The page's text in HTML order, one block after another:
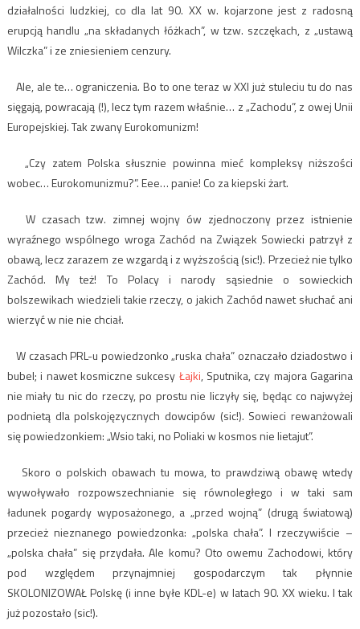
działalności ludzkiej, co dla lat 90. XX w. kojarzone jest z radosną
erupcją handlu „na składanych łóżkach”, w tzw. szczękach, z „ustawą
Wilczka” i ze zniesieniem cenzury.
Ale, ale te… ograniczenia. Bo to one teraz w XXI już stuleciu tu do nas
sięgają, powracają (!), lecz tym razem właśnie… z „Zachodu”, z owej Unii
Europejskiej. Tak zwany Eurokomunizm!
„Czy zatem Polska słusznie powinna mieć kompleksy niższości
wobec… Eurokomunizmu?”. Eee… panie! Co za kiepski żart.
W czasach tzw. zimnej wojny ów zjednoczony przez istnienie
wyraźnego wspólnego wroga Zachód na Związek Sowiecki patrzył z
obawą, lecz zarazem ze wzgardą i z wyższością (sic!). Przecież nie tylko
Zachód. My też! To Polacy i narody sąsiednie o sowieckich
bolszewikach wiedzieli takie rzeczy, o jakich Zachód nawet słuchać ani
wierzyć w nie nie chciał.
W czasach PRL-u powiedzonko „ruska chała” oznaczało dziadostwo i
bubel; i nawet kosmiczne sukcesy Łajki, Sputnika, czy majora Gagarina
nie miały tu nic do rzeczy, po prostu nie liczyły się, będąc co najwyżej
podnietą dla polskojęzycznych dowcipów (sic!). Sowieci rewanżowali
się powiedzonkiem: „Wsio taki, no Poliaki w kosmos nie lietajut”.
Skoro o polskich obawach tu mowa, to prawdziwą obawę wtedy
wywoływało rozpowszechnianie się równoległego i w taki sam
ładunek pogardy wyposażonego, a „przed wojną” (drugą światową)
przecież nieznanego powiedzonka: „polska chała”. I rzeczywiście –
„polska chała” się przydała. Ale komu? Oto owemu Zachodowi, który
pod względem przynajmniej gospodarczym tak płynnie
SKOLONIZOWAŁ Polskę (i inne byłe KDL-e) w latach 90. XX wieku. I tak
już pozostało (sic!).